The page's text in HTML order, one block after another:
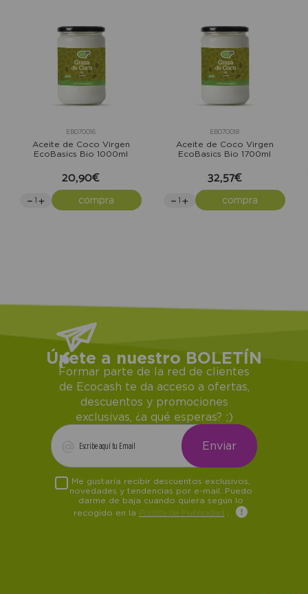
EB070016
Aceite de Coco Virgen
EcoBasics Bio 1000ml
20,90€
compra
EB070018
Aceite de Coco Virgen
EcoBasics Bio 1700ml
32,57€
compra
Únete a nuestro BOLETÍN
Formar parte de la red de clientes
de Ecocash te da acceso a ofertas,
descuentos y promociones
exclusivas, ¿a qué esperas? ;)
Me gustaría recibir descuentos exclusivos,
novedades y tendencias por e-mail. Puedo
darme de baja cuando quiera según lo
recogido en la Política de Publicidad